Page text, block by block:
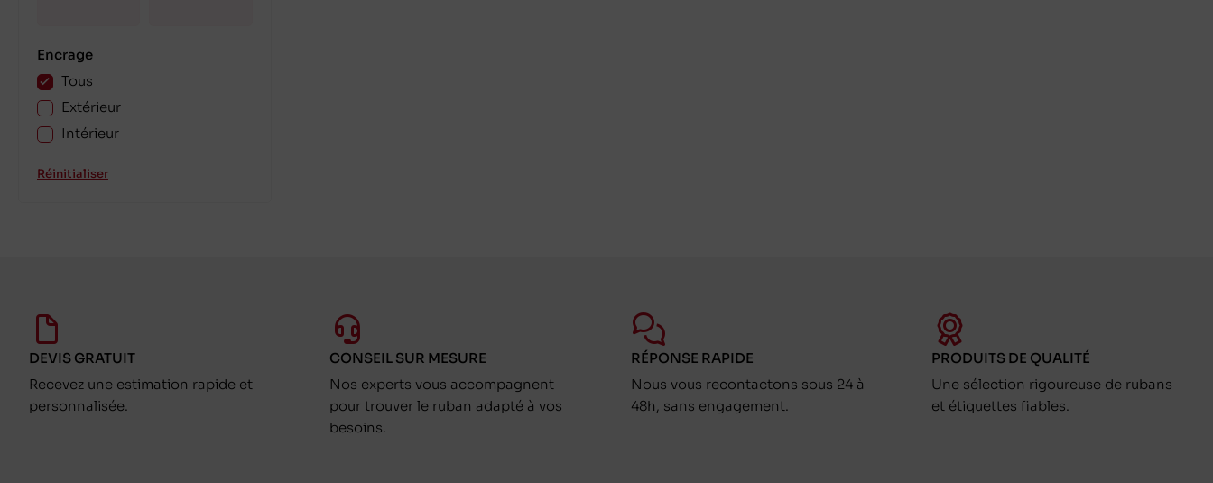
Encrage
Tous
Extérieur
Intérieur
Réinitialiser
DEVIS GRATUIT
Recevez une estimation rapide et
personnalisée.
CONSEIL SUR MESURE
Nos experts vous accompagnent
pour trouver le ruban adapté à vos
besoins.
RÉPONSE RAPIDE
Nous vous recontactons sous 24 à
48h, sans engagement.
PRODUITS DE QUALITÉ
Une sélection rigoureuse de rubans
et étiquettes fiables.